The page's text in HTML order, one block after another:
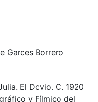
Garces Borrero
El Dovio. C. 1920
y Fílmico del